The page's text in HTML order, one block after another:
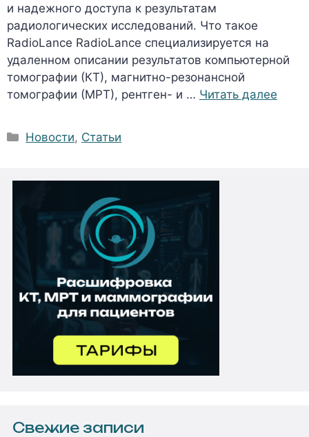
и надежного доступа к результатам
радиологических исследований. Что такое
RadioLance RadioLance специализируется на
удаленном описании результатов компьютерной
томографии (КТ), магнитно-резонансной
томографии (МРТ), рентген- и … Читать далее
Рубрики
Новости, Статьи
Свежие записи